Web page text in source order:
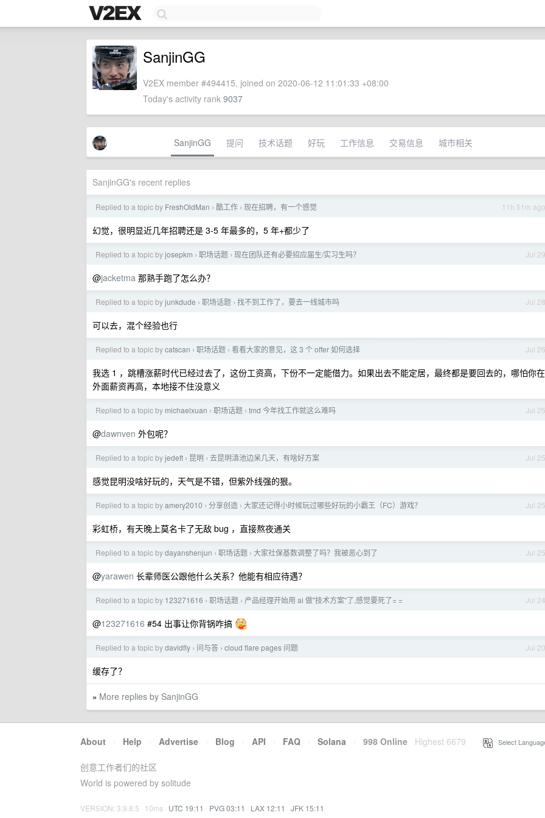
SanjinGG
V2EX member #494415, joined on 2020-06-12 11:01:33 +08:00
Today's activity rank 9037
SanjinGG 提问 技术话题 好玩 工作信息 交易信息 城市相关
SanjinGG's recent replies
11h 51m ago
Replied to a topic by FreshOldMan › 酷工作 › 现在招聘，有一个感觉
幻觉，很明显近几年招聘还是 3-5 年最多的，5 年+都少了
Jul 29
Replied to a topic byjosepkm › 职场话题 › 现在团队还有必要招应届生/实习生吗？
@jacketma 那熟手跑了怎么办？
Jul 28
Replied to a topic byjunkdude › 职场话题 › 找不到工作了，要去一线城市吗
可以去，混个经验也行
Jul 26
Replied to a topic bycatscan › 职场话题 › 看看大家的意见，这 3 个 offer 如何选择
我选 1 ，跳槽涨薪时代已经过去了，这份工资高，下份不一定能借力。如果出去不能定居，最终都是要回去的，哪怕你在
外面薪资再高，本地接不住没意义
Jul 25
Replied to a topic by michaelxuan › 职场话题 › tmd 今年找工作就这么难吗
@dawnven 外包呢？
Jul 25
Replied to a topic byjedeft › 昆明 › 去昆明滇池边呆几天，有啥好方案
感觉昆明没啥好玩的，天气是不错，但紫外线强的狠。
Jul 25
Replied to a topic byamery2010 › 分享创造 › 大家还记得小时候玩过哪些好玩的小霸王（FC）游戏？
彩虹桥，有天晚上莫名卡了无敌 bug ，直接熬夜通关
Jul 25
Replied to a topic bydayanshenjun › 职场话题 › 大家社保基数调整了吗？我被恶心到了
@yarawen 长辈师医公跟他什么关系？他能有相应待遇？
Jul 24
Replied to a topic by 123271616 › 职场话题 › 产品经理开始用 ai 做"技术方案"了,感觉要死了= =
@123271616 #54 出事让你背锅咋搞
Jul 20
Replied to a topic bydavidfly › 问与答 › cloud flare pages 问题
缓存了？
» More replies by SanjinGG
About · Help · Advertise · Blog · API · FAQ · Solana · 998 Online Highest 6679 Select
创意工作者们的社区
World is powered by solitude
VERSION: 3.9.8.5 · 10ms · UTC 19:11 · PVG 03:11 · LAX 12:11 · JFK 15:11